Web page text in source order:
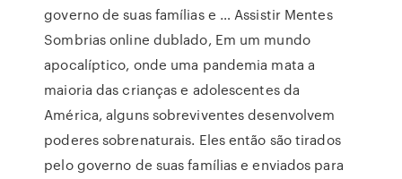
governo de suas famílias e … Assistir Mentes
Sombrias online dublado, Em um mundo
apocalíptico, onde uma pandemia mata a
maioria das crianças e adolescentes da
América, alguns sobreviventes desenvolvem
poderes sobrenaturais. Eles então são tirados
pelo governo de suas famílias e enviados para